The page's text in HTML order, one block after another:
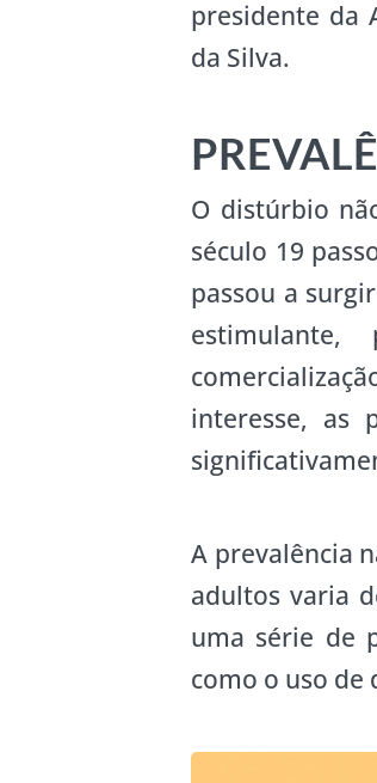
presidente da
da Silva.
O distúrbio
século 19
passou a
interesse, as
A prevalência
adultos varia
uma série de
como o uso de